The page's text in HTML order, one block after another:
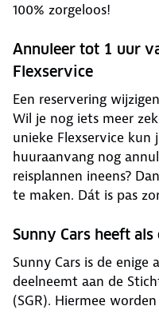
100% zorgeloos!
Annuleer tot 1 uur
Flexservice
Een reservering
Wil je nog iets meer
unieke Flexservice
huuraanvang nog
reisplannen ineens?
te maken. Dát is pas
Sunny Cars heeft
Sunny Cars is de
deelneemt aan de
(SGR). Hiermee